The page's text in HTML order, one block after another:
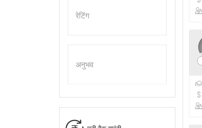
रेटिंग
अनुभव